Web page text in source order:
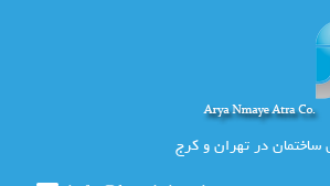
ساختمان در تهران و کرج